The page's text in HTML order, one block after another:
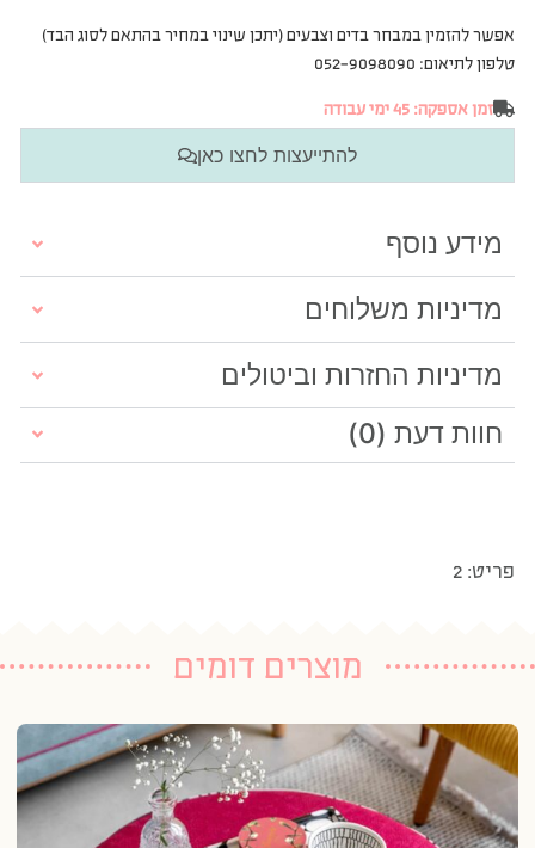
אפשר להזמין במבחר בדים וצבעים (יתכן שינוי במחיר בהתאם לסוג הבד)
טלפון לתיאום: 052-9098090
זמן אספקה: 45 ימי עבודה
להתייעצות לחצו כאן
מידע נוסף
מדיניות משלוחים
מדיניות החזרות וביטולים
חוות דעת (0)
פריט: 2
מוצרים דומים